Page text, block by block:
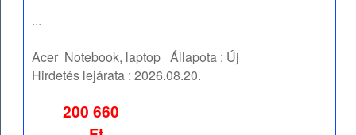
...
Acer Notebook, laptop Állapota : Új
Hirdetés lejárata :2026.08.20.
200 660